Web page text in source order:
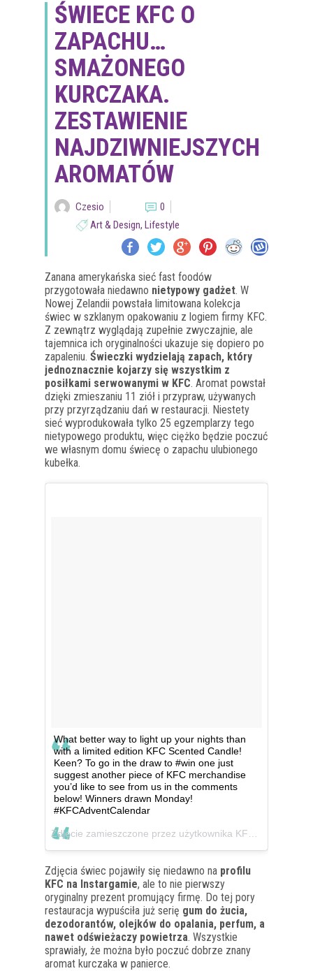
ŚWIECE KFC O
ZAPACHU…
SMAŻONEGO
KURCZAKA.
ZESTAWIENIE
NAJDZIWNIEJSZYCH
AROMATÓW
Czesio
0
Art & Design, Lifestyle
Zanana amerykańska sieć fast foodów
przygotowała niedawno nietypowy gadżet. W
Nowej Zelandii powstała limitowana kolekcja
świec w szklanym opakowaniu z logiem firmy KFC.
Z zewnątrz wyglądają zupełnie zwyczajnie, ale
tajemnica ich oryginalności ukazuje się dopiero po
zapaleniu. Świeczki wydzielają zapach, który
jednoznacznie kojarzy się wszystkim z
posiłkami serwowanymi w KFC. Aromat powstał
dzięki zmieszaniu 11 ziół i przypraw, używanych
przy przyrządzaniu dań w restauracji. Niestety
sieć wyprodukowała tylko 25 egzemplarzy tego
nietypowego produktu, więc ciężko będzie poczuć
we własnym domu świecę o zapachu ulubionego
kubełka.
What better way to light up your nights than
with a limited edition KFC Scented Candle!
Keen? To go in the draw to #win one just
suggest another piece of KFC merchandise
you’d like to see from us in the comments
below! Winners drawn Monday!
#KFCAdventCalendar
Zdjęcia świec pojawiły się niedawno na profilu
KFC na Instargamie, ale to nie pierwszy
oryginalny prezent promujący firmę. Do tej pory
restauracja wypuściła już serię gum do żucia,
dezodorantów, olejków do opalania, perfum, a
nawet odświeżaczy powietrza. Wszystkie
sprawiały, że można było poczuć dobrze znany
aromat kurczaka w panierce.